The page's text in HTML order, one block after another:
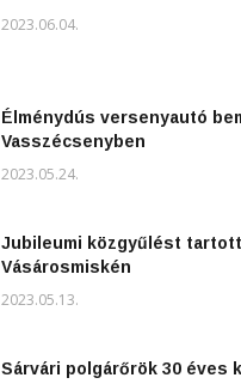
2023.06.04.
Élménydús versenyautó
Vasszécsenyben
2023.05.24.
Jubileumi közgyűlést
Vásárosmiskén
2023.05.13.
Sárvári polgárőrök 30 éves